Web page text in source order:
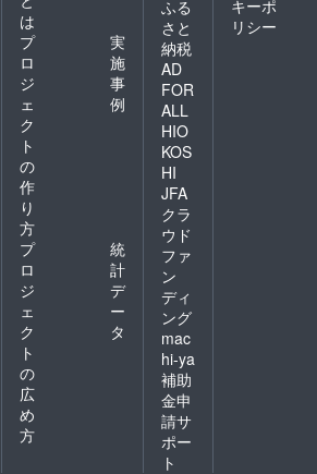
は
プ
ロ
ジ
ェ
ク
ト
の
作
り
方
実
施
事
例
プ
ロ
ジ
ェ
ク
ト
の
広
め
方
統
計
デ
ー
タ
ふる
さと
納税
AD
FOR
ALL
HIO
KOS
HI
JFA
クラ
ウド
ファ
ン
ディ
ング
mac
hi-ya
補助
金申
請サ
ポー
ト
キーポ
リシー